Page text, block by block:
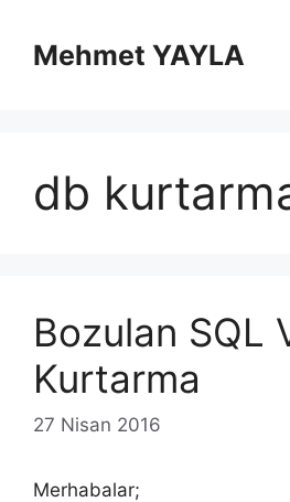
Mehmet YAYLA
db
Bozulan SQL
Kurtarma
27 Nisan 2016
Merhabalar;